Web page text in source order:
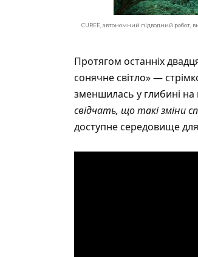
CUREE, автономний підводний робот,
Протягом останніх
сонячне світло» —
зменшилась у глибині на
свідчать, що такі зміни
доступне середовище